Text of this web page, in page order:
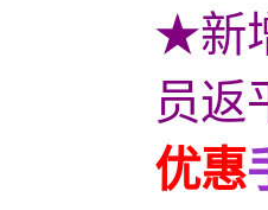
★新
员返
优惠